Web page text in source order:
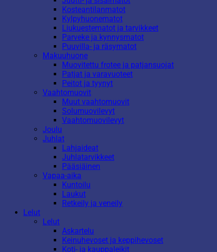
Kosteantilanmatot
Kylpyhuonematot
Liukuestematot ja tarvikkeet
Parveke ja kynnysmatot
Puuvilla- ja räsymatot
Makuuhuone
Muovitettu frotee ja patjansuojat
Patjat ja varavuoteet
Peitot ja tyynyt
Vaahtomuovit
Muut vaahtomuovit
Solumuovilevyt
Vaahtomuovilevyt
Joulu
Juhlat
Lahjaideat
Juhlatarvikkeet
Pääsiäinen
Vapaa-aika
Kuntoilu
Laukut
Retkeily ja veneily
Lelut
Lelut
Askartelu
Keinuhevoset ja keppihevoset
Koti- ja kauppaleikit